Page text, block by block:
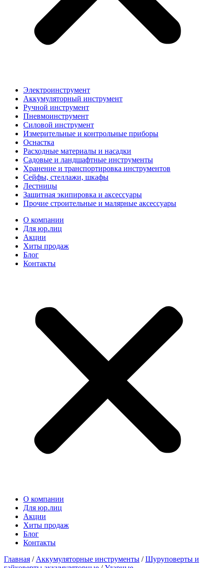
Электроинструмент
Аккумуляторный инструмент
Ручной инструмент
Пневмоинструмент
Силовой инструмент
Измерительные и контрольные приборы
Оснастка
Расходные материалы и насадки
Садовые и ландшафтные инструменты
Хранение и транспортировка инструментов
Сейфы, стеллажи, шкафы
Лестницы
Защитная экипировка и аксессуары
Прочие строительные и малярные аксессуары
О компании
Для юр.лиц
Акции
Хиты продаж
Блог
Контакты
О компании
Для юр.лиц
Акции
Хиты продаж
Блог
Контакты
Главная / Аккумуляторные инструменты /Шуруповерты и